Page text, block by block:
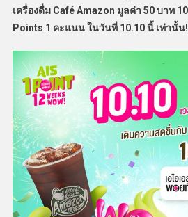
เครื่องดื่ม Café Amazon มูลค่า 50 บาท
Points 1 คะแนน ในวันที่ 10.10 นี้ เท่านั้น!